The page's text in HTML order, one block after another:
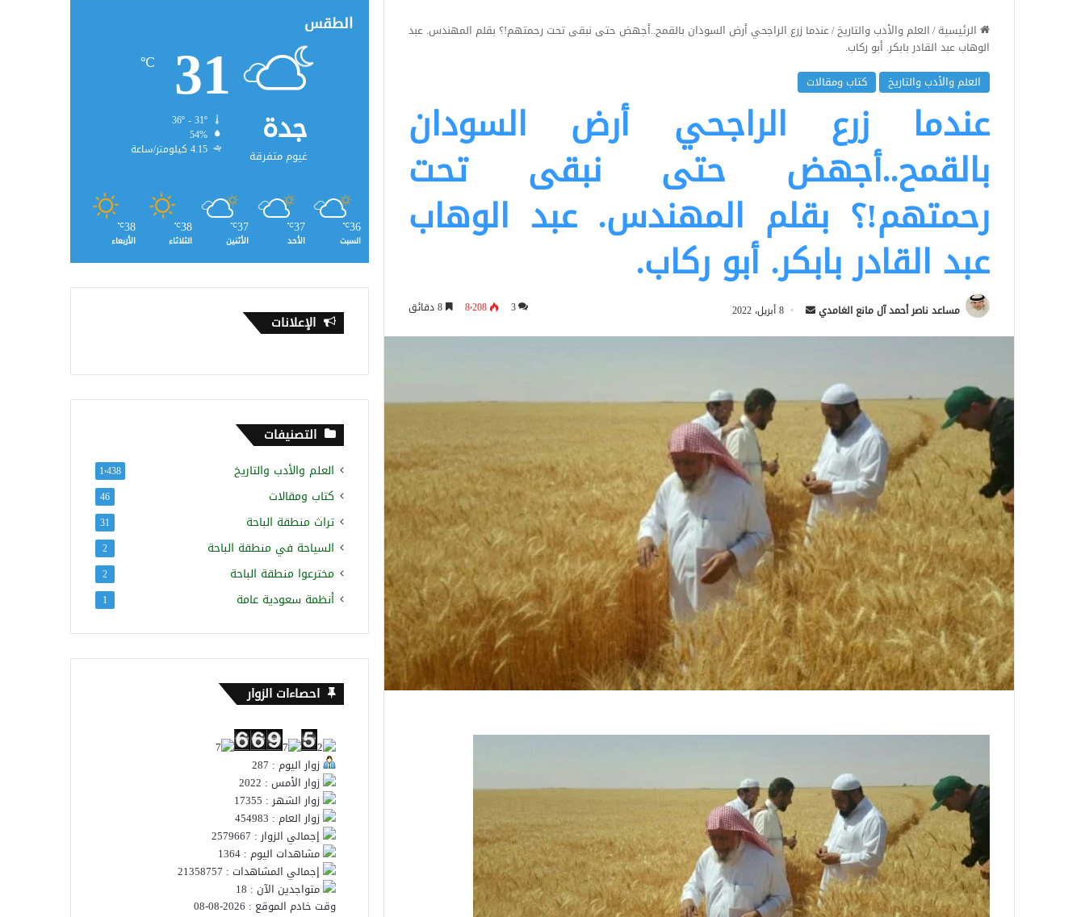
الرئيسية/العلم والأدب والتاريخ/عندما زرع الراجحي أرض السودان بالقمح..أجهض حتى نبقى تحت رحمتهم!؟ بقلم المهندس. عبد
الوهاب عبد القادر بابكر. أبو ركاب.
العلم والأدب والتاريخ
كتاب ومقالات
عندما زرع الراجحي أرض السودان
بالقمح..أجهض حتى نبقى تحت
رحمتهم!؟ بقلم المهندس. عبد الوهاب
عبد القادر بابكر. أبو ركاب.
مساعد ناصر أحمد آل مانع الغامدي
أرسل 8 أبريل، 2022 3 8٬208
الطقس
جدة
غيوم متفرقة
31
℃
54%
4.15 كيلومتر/ساعة
36
℃
السبت
37
℃
الأحد
37
℃
الأثنين
38
℃
الثلاثاء
38
℃
الأربعاء
الإعلانات
التصنيفات
العلم والأدب والتاريخ 1٬438
كتاب ومقالات 46
تراث منطقة الباحة 31
السياحة في منطقة الباحة 2
مخترعوا منطقة الباحة 2
أنظمة سعودية عامة 1
احصاءات الزوار
زوار اليوم : 287
زوار الأمس : 2022
زوار الشهر : 17355
زوار العام : 454983
إجمالي الزوار : 2579667
مشاهدات اليوم : 1364
إجمالي المشاهدات : 21358757
متواجدين الآن : 18
وقت خادم الموقع : 2026-08-08